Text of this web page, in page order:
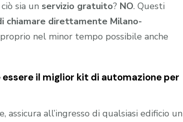
sia un servizio gratuito? NO. Questi
chiamare direttamente Milano-
nel minor tempo possibile anche
il miglior kit di automazione per
all’ingresso di qualsiasi edificio un